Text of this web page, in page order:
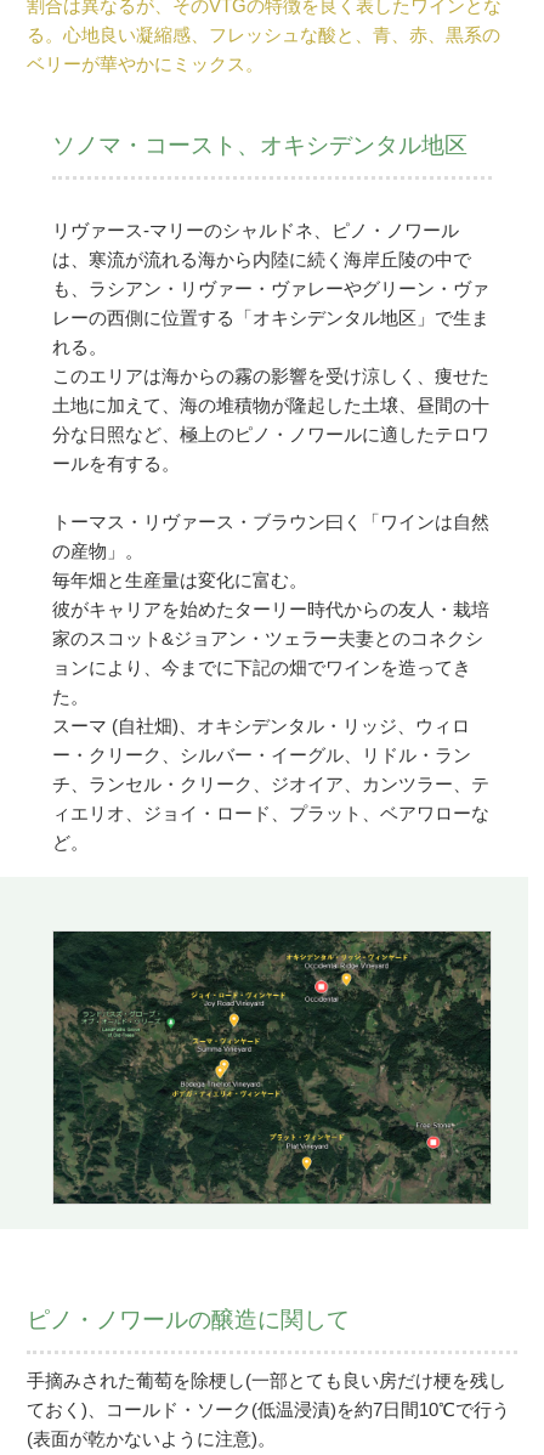
割合は異なるが、そのVTGの特徴を良く表したワインとな
る。心地良い凝縮感、フレッシュな酸と、青、赤、黒系の
ベリーが華やかにミックス。
ソノマ・コースト、オキシデンタル地区
リヴァース-マリーのシャルドネ、ピノ・ノワール
は、寒流が流れる海から内陸に続く海岸丘陵の中で
も、ラシアン・リヴァー・ヴァレーやグリーン・ヴァ
レーの西側に位置する「オキシデンタル地区」で生ま
れる。
このエリアは海からの霧の影響を受け涼しく、痩せた
土地に加えて、海の堆積物が隆起した土壌、昼間の十
分な日照など、極上のピノ・ノワールに適したテロワ
ールを有する。
トーマス・リヴァース・ブラウン曰く「ワインは自然
の産物」。
毎年畑と生産量は変化に富む。
彼がキャリアを始めたターリー時代からの友人・栽培
家のスコット&ジョアン・ツェラー夫妻とのコネクシ
ョンにより、今までに下記の畑でワインを造ってき
た。
スーマ (自社畑)、オキシデンタル・リッジ、ウィロ
ー・クリーク、シルバー・イーグル、リドル・ラン
チ、ランセル・クリーク、ジオイア、カンツラー、テ
ィエリオ、ジョイ・ロード、プラット、ベアワローな
ど。
ピノ・ノワールの醸造に関して
手摘みされた葡萄を除梗し(一部とても良い房だけ梗を残し
ておく)、コールド・ソーク(低温浸漬)を約7日間10℃で行う
(表面が乾かないように注意)。